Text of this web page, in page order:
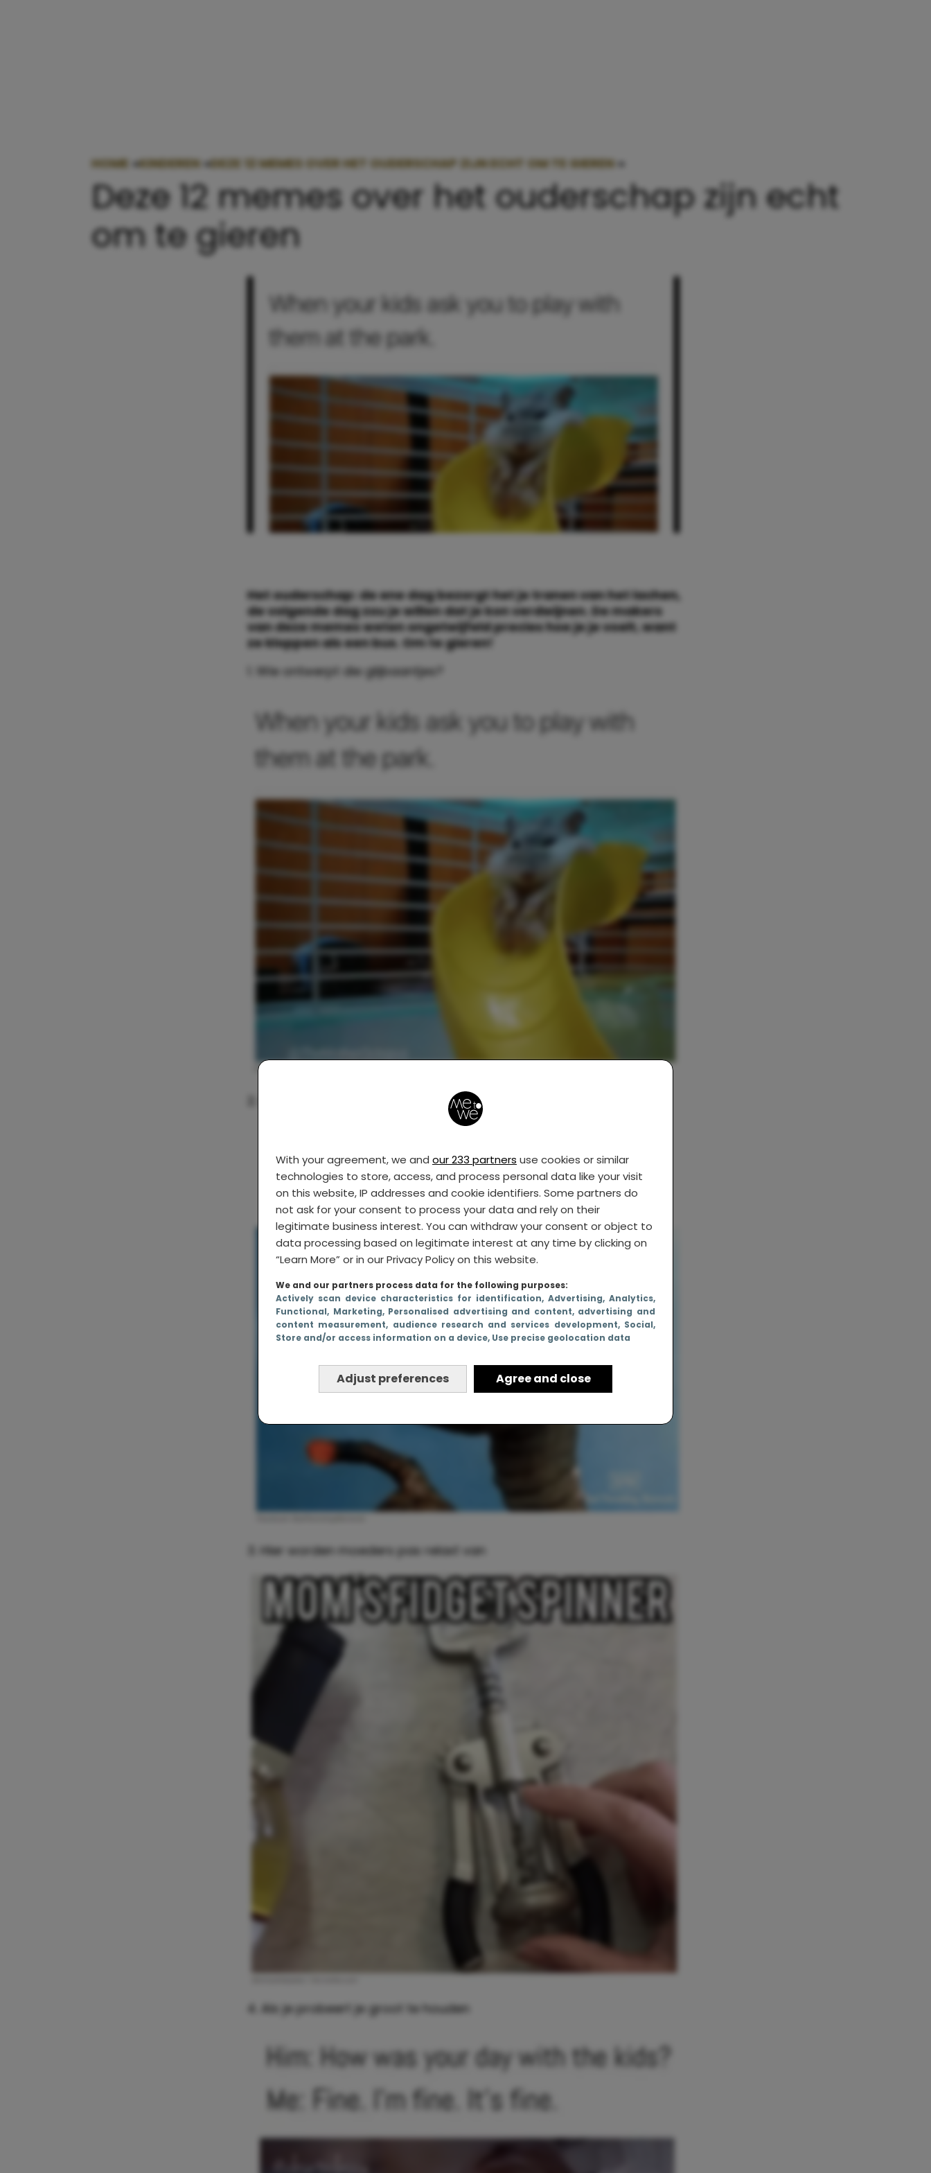
With your agreement, we and our 233 partners use cookies or similar
technologies to store, access, and process personal data like your visit
on this website, IP addresses and cookie identifiers. Some partners do
not ask for your consent to process your data and rely on their
legitimate business interest. You can withdraw your consent or object to
data processing based on legitimate interest at any time by clicking on
“Learn More” or in our Privacy Policy on this website.
We and our partners process data for the following purposes:
Actively scan device characteristics for identification, Advertising, Analytics,
Functional, Marketing, Personalised advertising and content, advertising and
content measurement, audience research and services development, Social,
Store and/or access information on a device, Use precise geolocation data
Adjust preferences Agree and close
HOME »KINDEREN »DEZE 12 MEMES OVER HET OUDERSCHAP ZIJN ECHT OM TE GIEREN »
Deze 12 memes over het ouderschap zijn echt
om te gieren
Het ouderschap: de ene dag bezorgt het je tranen van het lachen,
de volgende dag zou je willen dat je kon verdwijnen. De makers
van deze memes weten ongetwijfeld precies hoe je je voelt, want
ze kloppen als een bus. Om te gieren!
1. Wie ontwerpt die glijbaantjes?
3. Hier worden moeders pas relaxt van
4. Als je probeert je groot te houden